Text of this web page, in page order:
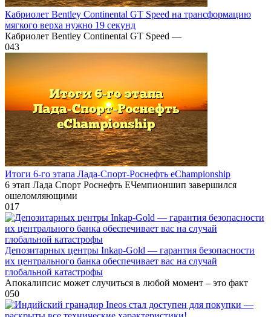
Кабриолет Bentley Continental GT Speed на трансформацию
мягкого верха нужно 19 секунд
Кабриолет Bentley Continental GT Speed —
043
Итоги 6-го этапа Лада-Спорт-Роснефть eChampionship
6 этап Лада Спорт Роснефть ЕЧемпионшип завершился
ошеломляющими
017
Депозитарных центры Inkaр-Gold — гарантия безопасности
их центрального банка обеспечивает вас на случай
глобальной катастрофы
Апокалипсис может случиться в любой момент – это факт
050